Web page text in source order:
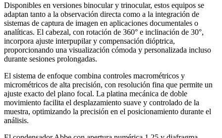
Disponibles en versiones binocular y trinocular, estos equipos se
adaptan tanto a la observación directa como a la integración de
sistemas de captura de imagen en aplicaciones documentales o
analíticas. El cabezal, con rotación de 360° e inclinación de 30°,
incorpora ajuste interpupilar y compensación dióptrica,
proporcionando una visualización cómoda y personalizada incluso
durante sesiones prolongadas.
El sistema de enfoque combina controles macrométricos y
micrométricos de alta precisión, con resolución fina que permite un
ajuste exacto del plano focal. La platina mecánica de doble
movimiento facilita el desplazamiento suave y controlado de la
muestra, optimizando la precisión en el posicionamiento durante el
análisis.